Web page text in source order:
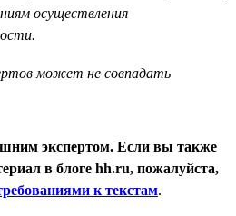
осуществления
может не совпадать
экспертом. Если вы также
в блоге hh.ru, пожалуйста,
к текстам.